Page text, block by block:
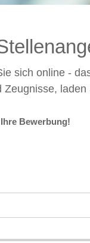
sich online -
Zeugnisse,
Bewerbung!